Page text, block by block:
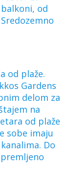
od
od plaže.
Gardens
delom za
na
od plaže
sobe imaju
Do